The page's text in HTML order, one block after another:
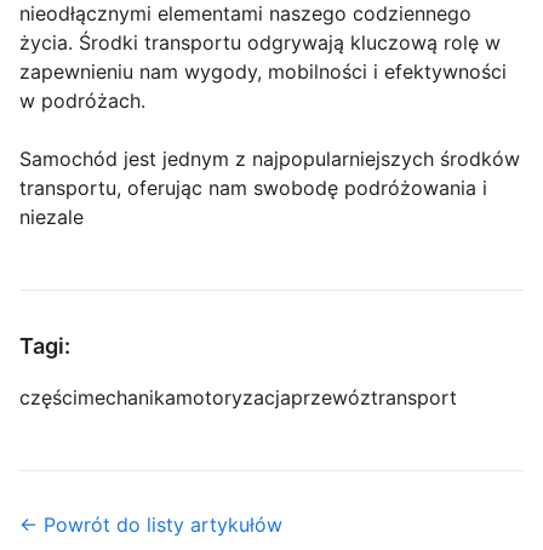
nieodłącznymi elementami naszego codziennego
życia. Środki transportu odgrywają kluczową rolę w
zapewnieniu nam wygody, mobilności i efektywności
w podróżach.
Samochód jest jednym z najpopularniejszych środków
transportu, oferując nam swobodę podróżowania i
niezale
Tagi:
częścimechanikamotoryzacjaprzewóztransport
← Powrót do listy artykułów